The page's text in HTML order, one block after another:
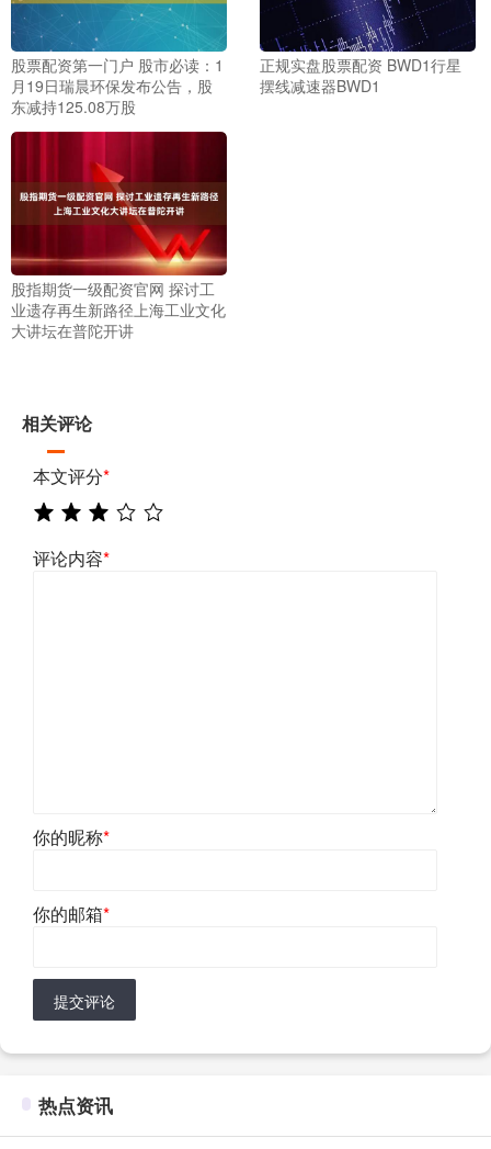
股票配资第一门户 股市必读：1
月19日瑞晨环保发布公告，股
东减持125.08万股
正规实盘股票配资 BWD1行星
摆线减速器BWD1
股指期货一级配资官网 探讨工
业遗存再生新路径上海工业文化
大讲坛在普陀开讲
相关评论
本文评分*
评论内容*
你的昵称*
你的邮箱*
提交评论
热点资讯